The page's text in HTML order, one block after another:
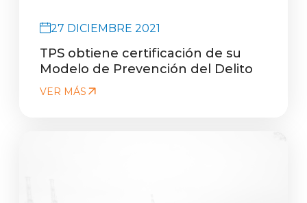
27 DICIEMBRE 2021
TPS obtiene certificación de su
Modelo de Prevención del Delito
VER MÁS